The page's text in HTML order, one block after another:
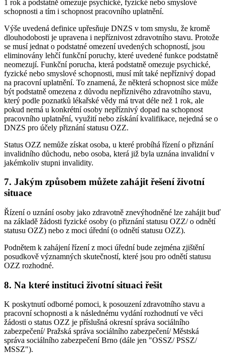
1 rok a podstatně omezuje psychické, fyzické nebo smyslové
schopnosti a tím i schopnost pracovního uplatnění.
Výše uvedená definice upřesňuje DNZS v tom smyslu, že kromě
dlouhodobosti je upravena i nepříznivost zdravotního stavu. Protože
se musí jednat o podstatné omezení uvedených schopností, jsou
eliminovány lehčí funkční poruchy, které uvedené funkce podstatně
neomezují. Funkční porucha, která podstatně omezuje psychické,
fyzické nebo smyslové schopnosti, musí mít také nepříznivý dopad
na pracovní uplatnění. To znamená, že některá schopnost sice může
být podstatně omezena z důvodu nepříznivého zdravotního stavu,
který podle poznatků lékařské vědy má trvat déle než 1 rok, ale
pokud nemá u konkrétní osoby nepříznivý dopad na schopnost
pracovního uplatnění, využití nebo získání kvalifikace, nejedná se o
DNZS pro účely přiznání statusu OZZ.
Status OZZ nemůže získat osoba, u které probíhá řízení o přiznání
invalidního důchodu, nebo osoba, která již byla uznána invalidní v
jakémkoliv stupni invalidity.
7. Jakým způsobem můžete zahájit řešení životní
situace
Řízení o uznání osoby jako zdravotně znevýhodněné lze zahájit buď
na základě žádosti fyzické osoby (o přiznání statusu OZZ/ o odnětí
statusu OZZ) nebo z moci úřední (o odnětí statusu OZZ).
Podnětem k zahájení řízení z moci úřední bude zejména zjištění
posudkově významných skutečností, které jsou pro odnětí statusu
OZZ rozhodné.
8. Na které instituci životní situaci řešit
K poskytnutí odborné pomoci, k posouzení zdravotního stavu a
pracovní schopnosti a k následnému vydání rozhodnutí ve věci
žádosti o status OZZ je příslušná okresní správa sociálního
zabezpečení/ Pražská správa sociálního zabezpečení/ Městská
správa sociálního zabezpečení Brno (dále jen "OSSZ/ PSSZ/
MSSZ").